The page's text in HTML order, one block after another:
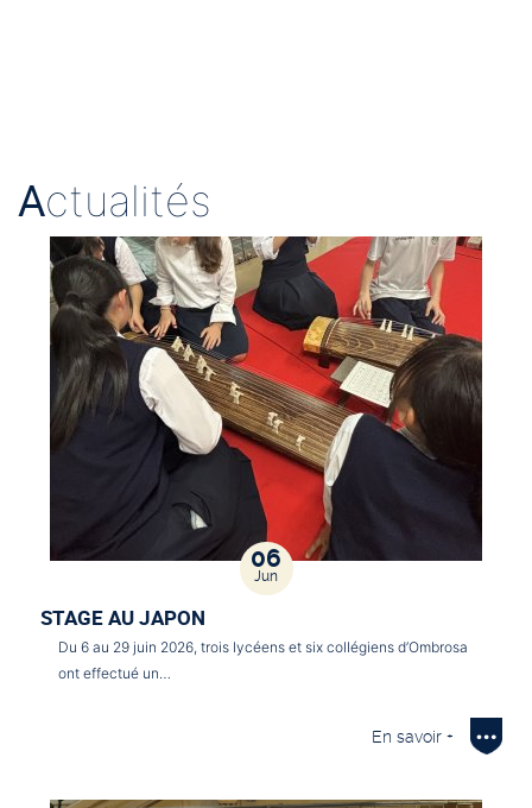
Actualités
06
Jun
STAGE AU JAPON
Du 6 au 29 juin 2026, trois lycéens et six collégiens d’Ombrosa
ont effectué un…
En savoir +